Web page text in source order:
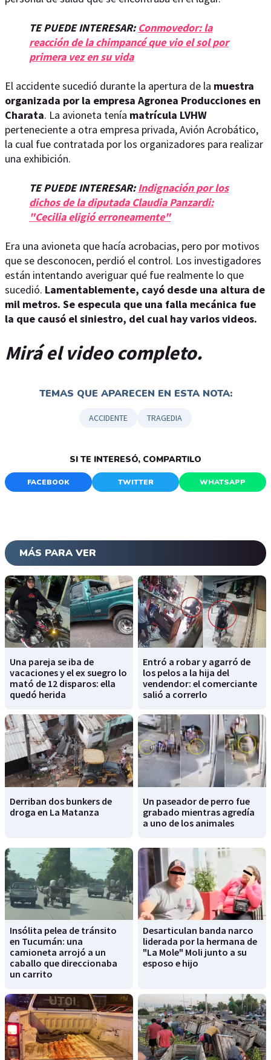
TE PUEDE INTERESAR:Conmovedor: la
reacción de la chimpancé que vio el sol por
primera vez en su vida
El accidente sucedió durante la apertura de la muestra
organizada por la empresa Agronea Producciones en
Charata. La avioneta tenía matrícula LVHW
perteneciente a otra empresa privada, Avión Acrobático,
la cual fue contratada por los organizadores para realizar
una exhibición.
TE PUEDE INTERESAR: Indignación por los
dichos de la diputada Claudia Panzardi:
"Cecilia eligió erroneamente"
Era una avioneta que hacía acrobacias, pero por motivos
que se desconocen, perdió el control. Los investigadores
están intentando averiguar qué fue realmente lo que
sucedió. Lamentablemente, cayó desde una altura de
mil metros. Se especula que una falla mecánica fue
la que causó el siniestro, del cual hay varios videos.
Mirá el video completo.
TEMAS QUE APARECEN EN ESTA NOTA:
ACCIDENTE TRAGEDIA
SI TE INTERESÓ, COMPARTILO
FACEBOOK TWITTER WHATSAPP
MÁS PARA VER
Una pareja se iba de
vacaciones y el ex suegro lo
mató de 12 disparos: ella
quedó herida
Entró a robar y agarró de
los pelos a la hija del
vendendor: el comerciante
salió a correrlo
Derriban dos bunkers de
droga en La Matanza
Un paseador de perro fue
grabado mientras agredía
a uno de los animales
Insólita pelea de tránsito
en Tucumán: una
camioneta arrojó a un
caballo que direccionaba
un carrito
Desarticulan banda narco
liderada por la hermana de
"La Mole" Moli junto a su
esposo e hijo